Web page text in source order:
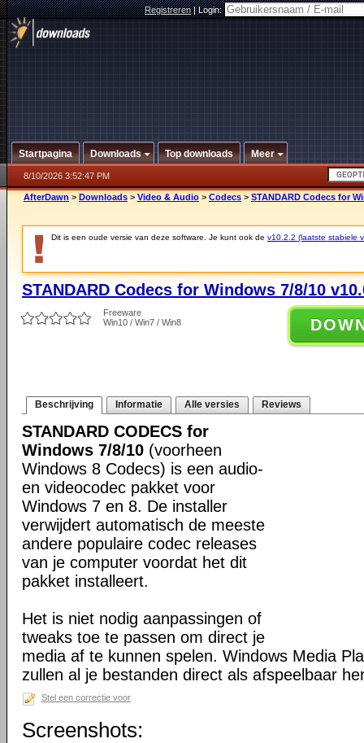
Registreren|Login:
Startpagina Downloads Top downloads Meer
8/10/2026 3:52:47 PM
AfterDawn > Downloads > Video & Audio > Codecs > STANDARD Codecs for
Dit is een oude versie van deze software. Je kunt ook de v10.2.2 (laatste stabiele
STANDARD Codecs for Windows 7/8/10
Freeware
Win10 / Win7 / Win8
Beschrijving Informatie Alle versies Reviews
STANDARD CODECS for
Windows 7/8/10 (voorheen
Windows 8 Codecs) is een audio-
en videocodec pakket voor
Windows 7 en 8. De installer
verwijdert automatisch de meeste
andere populaire codec releases
van je computer voordat het dit
pakket installeert.
Het is niet nodig aanpassingen of
tweaks toe te passen om direct je
media af te kunnen spelen. Windows Media
zullen al je bestanden direct als afspeelbaar
Stel een correctie voor
Screenshots: